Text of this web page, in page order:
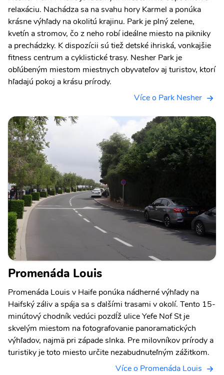
relaxáciu. Nachádza sa na svahu hory Karmel a ponúka
krásne výhľady na okolitú krajinu. Park je plný zelene,
kvetín a stromov, čo z neho robí ideálne miesto na pikniky
a prechádzky. K dispozícii sú tiež detské ihriská, vonkajšie
fitness centrum a cyklistické trasy. Nesher Park je
obľúbeným miestom miestnych obyvateľov aj turistov, ktorí
hľadajú pokoj a krásu prírody.
Více o Park Nesher
Promenáda Louis
Promenáda Louis v Haife ponúka nádherné výhľady na
Haifský záliv a spája sa s ďalšími trasami v okolí. Tento 15-
minútový chodník vedúci pozdĺž ulice Yefe Nof St je
skvelým miestom na fotografovanie panoramatických
výhľadov, najmä pri západe slnka. Pre milovníkov prírody a
turistiky je toto miesto určite nezabudnuteľným zážitkom.
Více o Promenáda Louis